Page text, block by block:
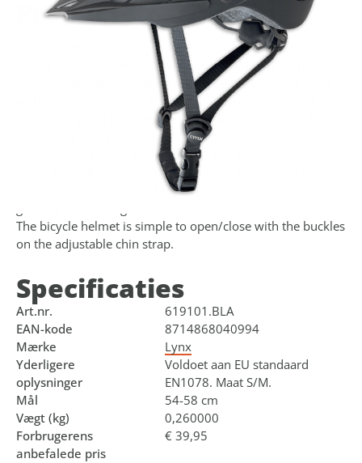
Product­omschrijving
This matt black Lynx bicycle helmet in size S/M (55-58 cm),
model All-Road, features an In-mold construction. This In-
mold construction combines a polycarbonate outer shell
with an EPS inner shell. This combination reinforces the
helmet for good protection but remains lightweight. The
helmet's fit is universal and easy to loosen or tighten with
one hand via the knob at the back. The antibacterial pads
inside the helmet are washable and easily detachable via a
Velcro bank. There are 24 ventilation holes, which ensure
The bicycle helmet is simple to open/close with the buckles
on the adjustable chin strap.
Specificaties
Art.nr.
619101.BLA
EAN-kode
8714868040994
Mærke
Lynx
Yderligere
oplysninger
Voldoet aan EU standaard
EN1078. Maat S/M.
Mål
54-58 cm
Vægt (kg)
0,260000
Forbrugerens
anbefalede pris
€ 39,95